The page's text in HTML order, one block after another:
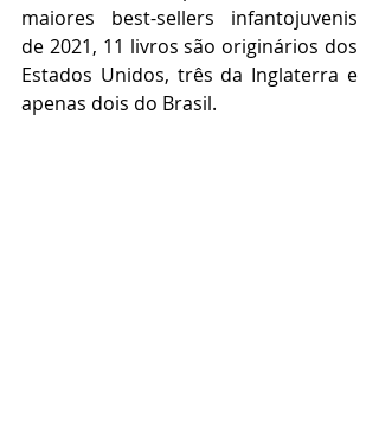
maiores best-sellers infantojuvenis
de 2021, 11 livros são originários dos
Estados Unidos, três da Inglaterra e
apenas dois do Brasil.